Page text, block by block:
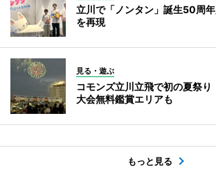
立川で「ノンタン」誕生50周
を再現
見る・遊ぶ
コモンズ立川立飛で初の夏祭
大会無料鑑賞エリアも
もっと見る